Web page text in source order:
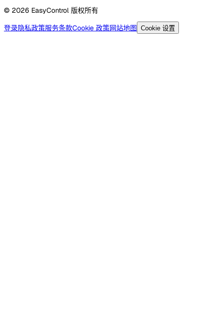
© 2026 EasyControl 版权所有
登录隐私政策服务条款Cookie 政策网站地图 Cookie 设置